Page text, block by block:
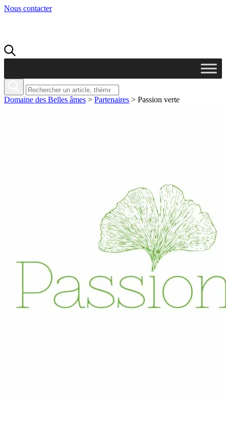
Nous contacter
Domaine des Belles âmes > Partenaires > Passion verte